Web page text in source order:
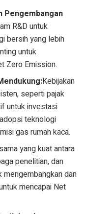
Pengembangan
R&D untuk
bersih yang lebih
untuk
Zero Emission.
Kebijakan
seperti pajak
untuk investasi
teknologi
gas rumah kaca.
yang kuat antara
penelitian, dan
dan
mencapai Net